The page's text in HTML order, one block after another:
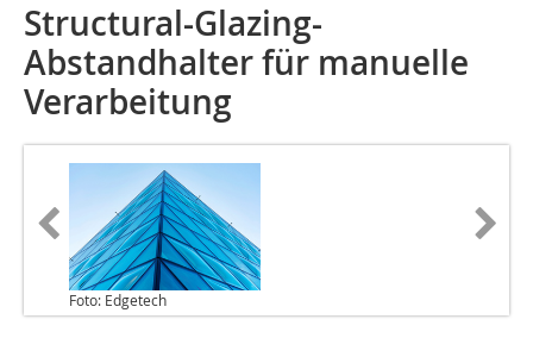
Structural-Glazing-
Abstandhalter für manuelle
Verarbeitung
Foto: Edgetech